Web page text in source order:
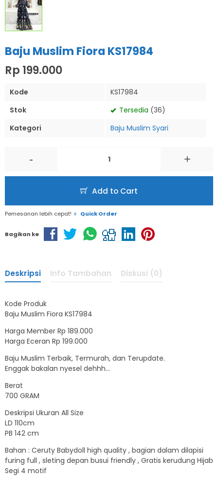
Baju Muslim Fiora KS17984
Rp 199.000
Kode
KS17984
Stok
Tersedia (36)
Kategori
Baju Muslim Syari
- +
Add to Cart
Pemesanan lebih cepat! Quick Order
Bagikan ke
Deskripsi Info Tambahan Diskusi (0)
Kode Produk
Baju Muslim Fiora KS17984
Harga Member Rp 189.000
Harga Eceran Rp 199.000
Baju Muslim Terbaik, Termurah, dan Terupdate.
Enggak bakalan nyesel dehhh…
Berat
700 GRAM
Deskripsi Ukuran All Size
LD 110cm
PB 142 cm
Bahan : Ceruty Babydoll high quality , bagian dalam dilapisi
furing full , sleting depan busui friendly , Gratis kerudung Hijab
Segi 4 motif